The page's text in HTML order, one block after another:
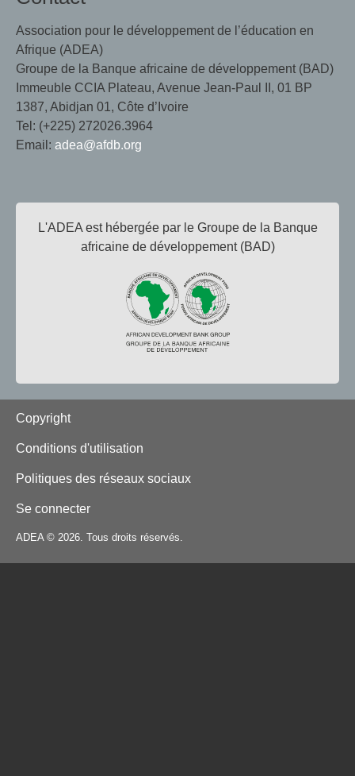
Association pour le développement de l’éducation en
Afrique (ADEA)
Groupe de la Banque africaine de développement (BAD)
Immeuble CCIA Plateau, Avenue Jean-Paul II, 01 BP
1387, Abidjan 01, Côte d’Ivoire
Tel: (+225) 272026.3964
Email: adea@afdb.org
L'ADEA est hébergée par le Groupe de la Banque
africaine de développement (BAD)
Footer
Copyright
Conditions d'utilisation
Politiques des réseaux sociaux
Se connecter
ADEA © 2026. Tous droits réservés.